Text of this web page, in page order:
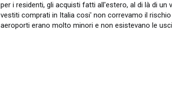
per i residenti, gli acquisti fatti all'estero, al di là di
vestiti comprati in Italia cosi' non correvamo il
aeroporti erano molto minori e non esistevano le